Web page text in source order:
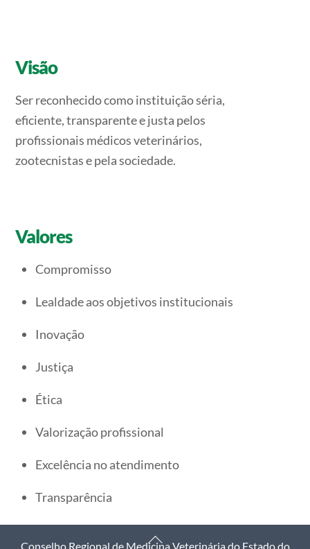
Visão
Ser reconhecido como instituição séria,
eficiente, transparente e justa pelos
profissionais médicos veterinários,
zootecnistas e pela sociedade.
Valores
Compromisso
Lealdade aos objetivos institucionais
Inovação
Justiça
Ética
Valorização profissional
Excelência no atendimento
Transparência
Back
Conselho Regional de Medicina Veterinária do Estado do